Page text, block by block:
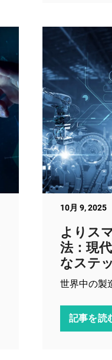
10月 9, 2025
よりス
法：現
なステ
世界中の製
記事を読